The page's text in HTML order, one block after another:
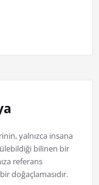
yalnızca insana
bilinen bir
referans
doğaçlamasıdır.